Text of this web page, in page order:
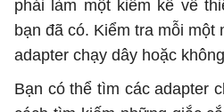
phải làm một kiểm kê về
bạn đã có. Kiểm tra mỗi một
adapter chạy dây hoặc
Bạn có thể tìm các adapter